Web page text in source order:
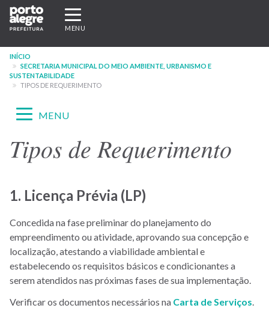
Pular
para
conteúdo
principal
Expandir/recolher
navegação
MENU
INÍCIO
SECRETARIA MUNICIPAL DO MEIO AMBIENTE, URBANISMO E
SUSTENTABILIDADE
TIPOS DE REQUERIMENTO
Menu
site
SMAMUS
Expandir/recolher
MENU
Tipos de Requerimento
1. Licença Prévia (LP)
Concedida na fase preliminar do planejamento do
empreendimento ou atividade, aprovando sua concepção e
localização, atestando a viabilidade ambiental e
estabelecendo os requisitos básicos e condicionantes a
serem atendidos nas próximas fases de sua implementação.
Verificar os documentos necessários na Carta de Serviços.